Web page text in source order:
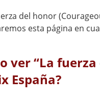
del honor
esta página en
ver “La
España?